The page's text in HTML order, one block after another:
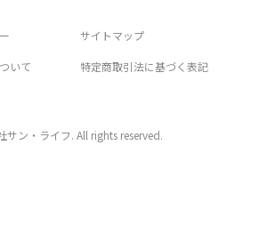
サイトマップ
いて
特定商取引法に基づく表記
ン・ライフ. All rights reserved.